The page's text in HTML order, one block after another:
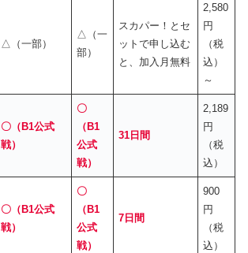
△（一部）
△（一
部）
スカパー！とセ
ットで申し込む
と、加入月無料
2,580
円
（税
込）
～
〇（B1公式
戦）
〇
（B1
公式
戦）
31日間
2,189
円
（税
込）
〇（B1公式
戦）
〇
（B1
公式
戦）
7日間
900
円
（税
込）